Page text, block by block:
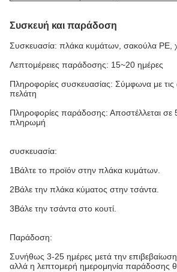
Συσκευή και παράδοση
Συσκευασία: πλάκα κυμάτων, σακούλα PE,
Λεπτομέρειες παράδοσης: 15~20 ημέρες
Πληροφορίες συσκευασίας: Σύμφωνα με τις
πελάτη
Πληροφορίες παράδοσης: Αποστέλλεται σε
πληρωμή
συσκευασία:
1Βάλτε το προϊόν στην πλάκα κυμάτων.
2Βάλε την πλάκα κύματος στην τσάντα.
3Βάλε την τσάντα στο κουτί.
Παράδοση:
Συνήθως 3-25 ημέρες μετά την επιβεβαίωση
αλλά η λεπτομερή ημερομηνία παράδοσης